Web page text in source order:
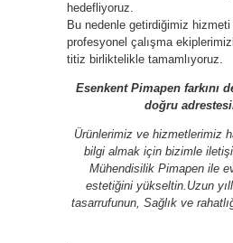
hedefliyoruz.
Bu nedenle getirdiğimiz
profesyonel çalışma
titiz birliktelikle tamamlıyoruz.
Esenkent Pimapen farkını
doğru
Ürünlerimiz ve hizmetlerimiz
bilgi almak için bizimle
Mühendisilik Pimapen ile
estetiğini yükseltin.Uzun
tasarrufunun, Sağlık ve